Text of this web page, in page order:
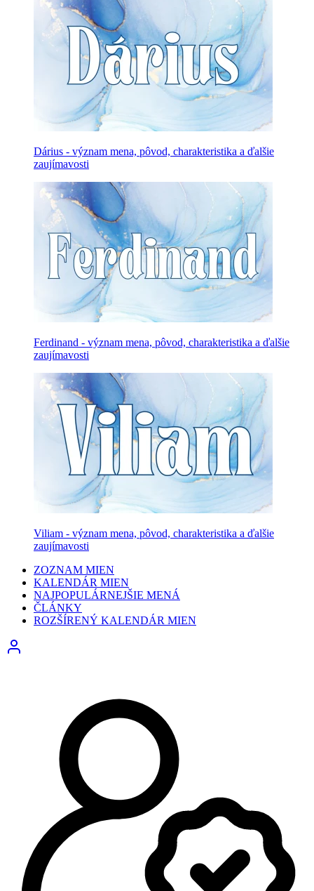
Dárius - význam mena, pôvod, charakteristika a ďalšie
zaujímavosti
Ferdinand - význam mena, pôvod, charakteristika a ďalšie
zaujímavosti
Viliam - význam mena, pôvod, charakteristika a ďalšie
zaujímavosti
ZOZNAM MIEN
KALENDÁR MIEN
NAJPOPULÁRNEJŠIE MENÁ
ČLÁNKY
ROZŠÍRENÝ KALENDÁR MIEN